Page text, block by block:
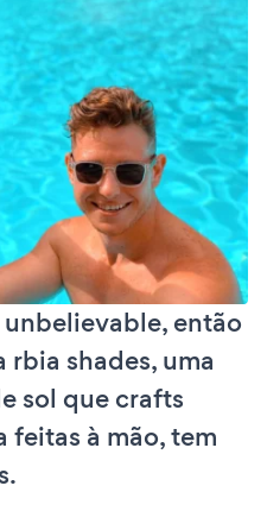
então
rbia shades, uma
sol que crafts
feitas à mão, tem